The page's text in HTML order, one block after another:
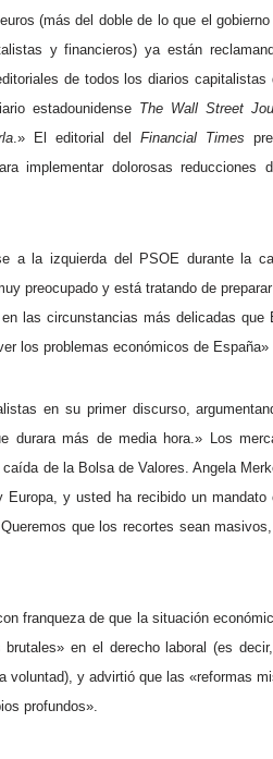
(más del doble de lo que el
y financieros) ya están
de todos los diarios capitalistas
estadounidense The Wall Street
.» El editorial del Financial Times
implementar dolorosas
a la izquierda del PSOE durante la
preocupado y está tratando de
las circunstancias más delicadas que
los problemas económicos de España»
en su primer discurso,
durara más de media hora.» Los
de la Bolsa de Valores. Angela
y usted ha recibido un
que los recortes sean
franqueza de que la situación
en el derecho laboral (es
y advirtió que las «reformas
profundos».